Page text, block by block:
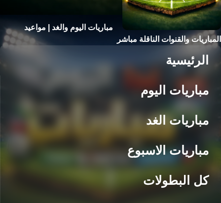
مباريات اليوم والغد | مواعيد
المباريات والقنوات الناقلة مباشر
الرئيسية
مباريات اليوم
مباريات الغد
مباريات الاسبوع
كل البطولات